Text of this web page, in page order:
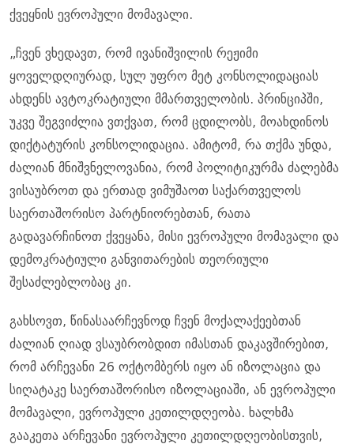
ქვეყნის ევროპული მომავალი.
„ჩვენ ვხედავთ, რომ ივანიშვილის რეჟიმი
ყოველდღიურად, სულ უფრო მეტ კონსოლიდაციას
ახდენს ავტოკრატიული მმართველობის. პრინციპში,
უკვე შეგვიძლია ვთქვათ, რომ ცდილობს, მოახდინოს
დიქტატურის კონსოლიდაცია. ამიტომ, რა თქმა უნდა,
ძალიან მნიშვნელოვანია, რომ პოლიტიკურმა ძალებმა
ვისაუბროთ და ერთად ვიმუშაოთ საქართველოს
საერთაშორისო პარტნიორებთან, რათა
გადავარჩინოთ ქვეყანა, მისი ევროპული მომავალი და
დემოკრატიული განვითარების თეორიული
შესაძლებლობაც კი.
გახსოვთ, წინასაარჩევნოდ ჩვენ მოქალაქეებთან
ძალიან ღიად ვსაუბრობდით იმასთან დაკავშირებით,
რომ არჩევანი 26 ოქტომბერს იყო ან იზოლაცია და
სიღატაკე საერთაშორისო იზოლაციაში, ან ევროპული
მომავალი, ევროპული კეთილდღეობა. ხალხმა
გააკეთა არჩევანი ევროპული კეთილდღეობისთვის,